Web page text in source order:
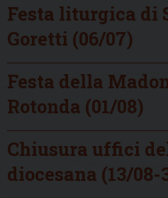
Festa liturgica di
Goretti (06/07)
Festa della
Rotonda (01/08)
Chiusura uffici
diocesana (13/08-